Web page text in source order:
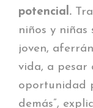
potencial.
niños y niñas
joven,
vida, a pesar
oportunidad
demás”,